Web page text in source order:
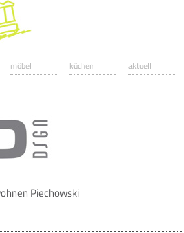
möbel küchen aktuell
Piechowski